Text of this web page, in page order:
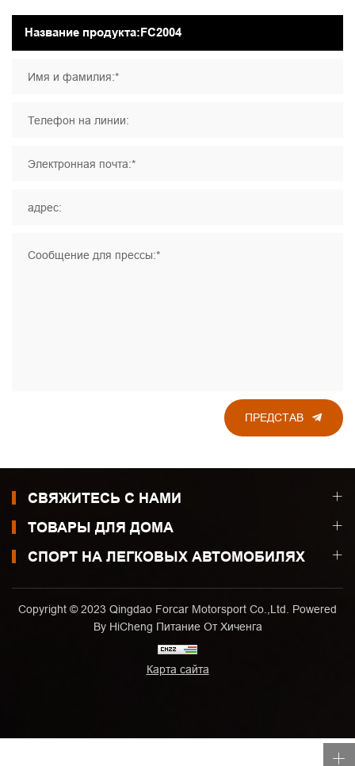
Имя и фамилия:*
Телефон на линии:
Электронная почта:*
адрес:
Сообщение для прессы:*
ПРЕДСТАВ
СВЯЖИТЕСЬ С НАМИ
ТОВАРЫ ДЛЯ ДОМА
СПОРТ НА ЛЕГКОВЫХ АВТОМОБИЛЯХ
Copyright © 2023 Qingdao Forcar Motorsport Co.,Ltd. Powered
By HiCheng Питание От Хиченга
Карта сайта